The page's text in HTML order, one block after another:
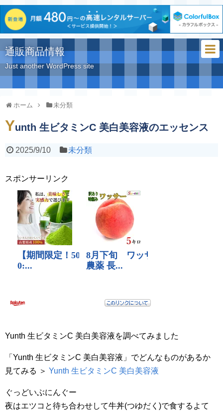
通販商品情報
Just another WordPress site
ホーム 未分類
Yunth 生ビタミンC 美白美容液のエッセンス
2025/9/10 未分類
スポンサーリンク
Yunth 生ビタミンC 美白美容液を調べてみました
「Yunth 生ビタミンC 美白美容液」でどんなものがあるか
見てみる ＞ Yunth 生ビタミンC 美白美容液
ぐっどいぶにんぐー
夜はエツコと待ち合わせして牛丼(つゆだく)で食するよて